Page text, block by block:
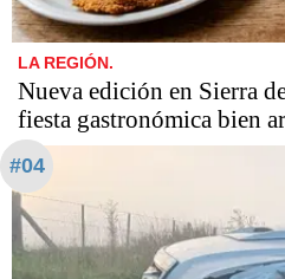
LA REGIÓN.
Nueva edición en Sierra
fiesta gastronómica bien
#04